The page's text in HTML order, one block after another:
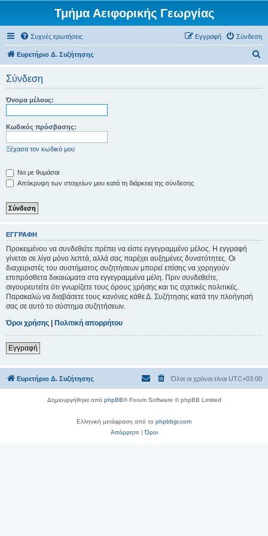
Τμήμα Αειφορικής Γεωργίας
Συχνές ερωτήσεις Σύνδεση
Εγγραφή
Ευρετήριο Δ. Συζήτησης
Σύνδεση
Όνομα μέλους:
Κωδικός πρόσβασης:
Ξέχασα τον κωδικό μου
Να με θυμάσαι
Απόκρυψη των στοιχείων μου κατά τη διάρκεια της σύνδεσης
ΕΓΓΡΑΦΉ
Προκειμένου να συνδεθείτε πρέπει να είστε εγγεγραμμένο μέλος. Η εγγραφή
γίνεται σε λίγα μόνο λεπτά, αλλά σας παρέχει αυξημένες δυνατότητες. Οι
διαχειριστές του συστήματος συζητήσεων μπορεί επίσης να χορηγούν
επιπρόσθετα δικαιώματα στα εγγεγραμμένα μέλη. Πριν συνδεθείτε,
σιγουρευτείτε ότι γνωρίζετε τους όρους χρήσης και τις σχετικές πολιτικές.
Παρακαλώ να διαβάσετε τους κανόνες κάθε Δ. Συζήτησης κατά την πλοήγησή
σας σε αυτό το σύστημα συζητήσεων.
Όροι χρήσης | Πολιτική απορρήτου
Εγγραφή
Ευρετήριο Δ. Συζήτησης Όλοι οι χρόνοι είναι UTC+03:00
Δημιουργήθηκε από phpBB® Forum Software © phpBB Limited
Ελληνική μετάφραση από το phpbbgr.com
Απόρρητο|Όροι